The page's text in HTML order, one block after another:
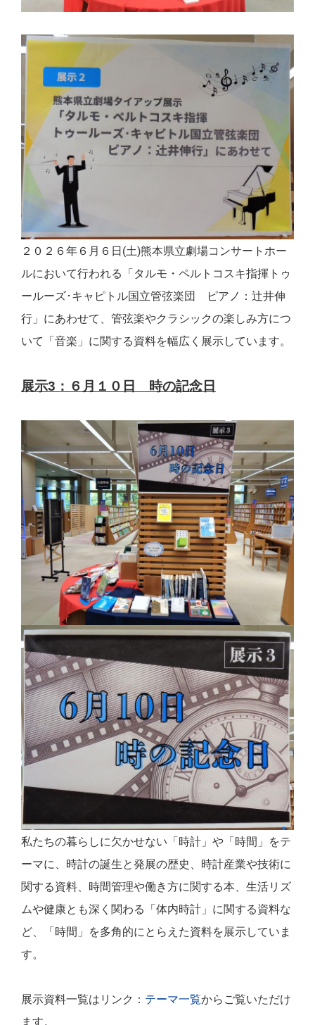
２０２６年６月６日(土)熊本県立劇場コンサートホー
ルにおいて行われる
「タルモ・ペルトコスキ指揮トゥ
ールーズ･キャピトル国立管弦楽団 ピアノ：辻󠄀井伸
行」にあわせて、管弦楽やクラシックの楽しみ方につ
いて「音楽」に関する資料を幅広く展示しています。
展示3：６月１０日 時の記念日
私たちの暮らしに欠かせない「時計」や「時間」をテ
ーマに、時計の誕生と発展の歴史、時計産業や技術に
関する資料、時間管理や働き方に関する本、生活リズ
ムや健康とも深く関わる「体内時計」に関する資料な
ど、「時間」を多角的にとらえた資料を展示していま
す。
展示資料一覧はリンク： テーマ一覧からご覧いただけ
ます。